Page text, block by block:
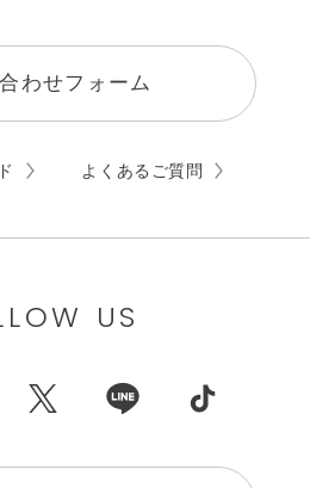
わせフォーム
よくあるご質問
US